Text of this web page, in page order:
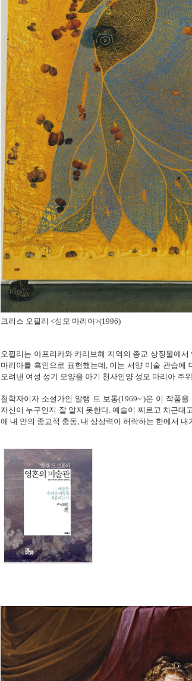
크리스 오필리 <성모 마리아>(1996)
오필리는 아프리카와 카리브해 지역의 종교 상징물에
마리아를 흑인으로 표현했는데, 이는 서양 미술 관습에
오려낸 여성 성기 모양을 아기 천사인양 성모 마리아 주
철학자이자 소설가인 알랭 드 보통(1969~ )은 이 작품
자신이 누구인지 잘 알지 못한다. 예술이 찌르고 치근대
에 내 안의 종교적 충동, 내 상상력이 허락하는 한에서